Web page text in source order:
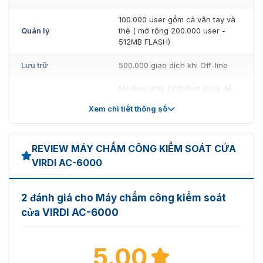
Kết nối với hệ thống Video Door Phone, đầu dò báo
cháy.
hoặc nâng cấp Firmware.
Công nghệ LFD (Live Finger Detection) và FFD (Fake
Quản lý
100.000 user gồm cả vân tay và
thẻ ( mở rộng 200.000 user -
512MB FLASH)
Lưu trữ 500.000 giao dịch khi Off-line
Modern Wifi, USB Port dùng để
Event Log, Upgrade Firmware...
Xem chi tiết thông số
REVIEW MÁY CHẤM CÔNG KIỂM SOÁT CỬA
VIRDI AC-6000
2 đánh giá cho Máy chấm công kiểm soát
cửa VIRDI AC-6000
5.00